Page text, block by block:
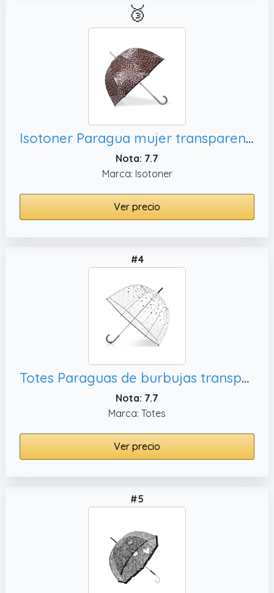
🥉
Isotoner Paragua mujer transparente forma de campana
Nota: 7.7
Marca: Isotoner
Ver precio
#4
Totes Paraguas de burbujas transparente para mujer, talla única
Nota: 7.7
Marca: Totes
Ver precio
#5